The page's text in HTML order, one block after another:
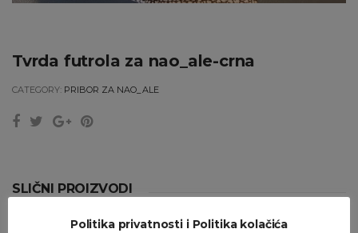
Tvrda futrola za nao_ale-crna
CATEGORY: PRIBOR ZA NAO_ALE
SLIČNI PROIZVODI
Politika privatnosti i Politika kolačića